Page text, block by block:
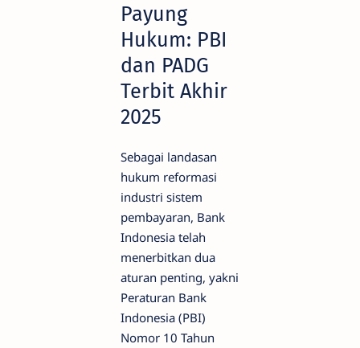
Payung
Hukum: PBI
dan PADG
Terbit Akhir
2025
Sebagai landasan
hukum reformasi
industri sistem
pembayaran, Bank
Indonesia telah
menerbitkan dua
aturan penting, yakni
Peraturan Bank
Indonesia (PBI)
Nomor 10 Tahun